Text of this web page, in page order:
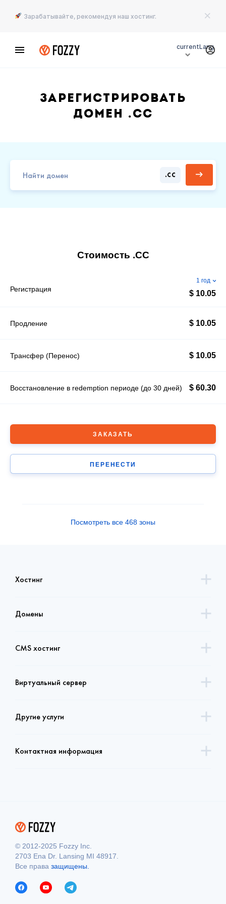
Зарабатывайте, рекомендуя наш хостинг.
currentLang
Зарегистрировать
домен .CC
.CC
Стоимость .CC
Регистрация
1 год
$ 10.05
Продление $ 10.05
Трансфер (Перенос) $ 10.05
Восстановление в redemption периоде (до 30 дней) $ 60.30
ПЕРЕНЕСТИ
ЗАКАЗАТЬ
Посмотреть все 468 зоны
Хостинг
Домены
CMS хостинг
Виртуальный сервер
Другие услуги
Контактная информация
© 2012-2025 Fozzy Inc.
2703 Ena Dr. Lansing MI 48917.
Все права защищены.